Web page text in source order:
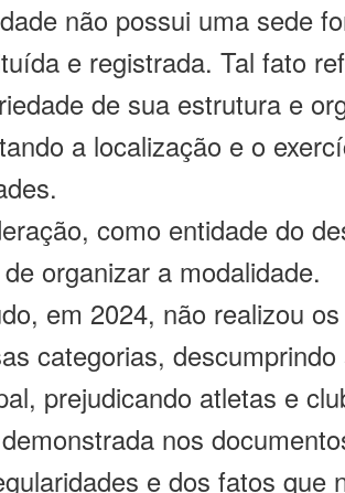
não possui uma sede
e registrada. Tal fato
de sua estrutura e
a localização e o
como entidade do
organizar a modalidade.
em 2024, não realizou
categorias,
prejudicando atletas e
nos
e dos fatos que